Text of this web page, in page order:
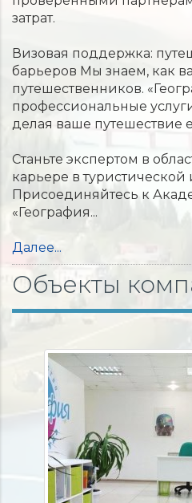
затрат.
Визовая поддержка:
барьеров Мы знаем, как
путешественников.
профессиональные
делая ваше путешествие
Станьте экспертом в
карьере в
Присоединяйтесь к
«География...
Далее...
Объекты